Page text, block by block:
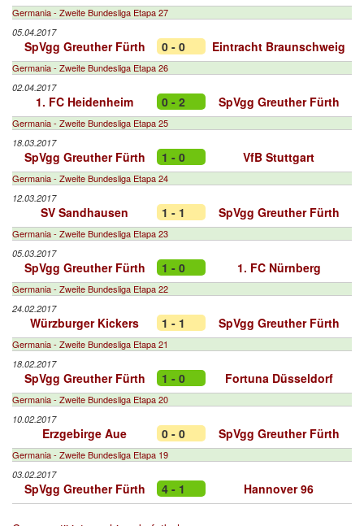
Germania - Zweite Bundesliga Etapa 27
05.04.2017
SpVgg Greuther Fürth 0 - 0 Eintracht Braunschweig
Germania - Zweite Bundesliga Etapa 26
02.04.2017
1. FC Heidenheim 0 - 2 SpVgg Greuther Fürth
Germania - Zweite Bundesliga Etapa 25
18.03.2017
SpVgg Greuther Fürth 1 - 0 VfB Stuttgart
Germania - Zweite Bundesliga Etapa 24
12.03.2017
SV Sandhausen 1 - 1 SpVgg Greuther Fürth
Germania - Zweite Bundesliga Etapa 23
05.03.2017
SpVgg Greuther Fürth 1 - 0 1. FC Nürnberg
Germania - Zweite Bundesliga Etapa 22
24.02.2017
Würzburger Kickers 1 - 1 SpVgg Greuther Fürth
Germania - Zweite Bundesliga Etapa 21
18.02.2017
SpVgg Greuther Fürth 1 - 0 Fortuna Düsseldorf
Germania - Zweite Bundesliga Etapa 20
10.02.2017
Erzgebirge Aue 0 - 0 SpVgg Greuther Fürth
Germania - Zweite Bundesliga Etapa 19
03.02.2017
SpVgg Greuther Fürth 4 - 1 Hannover 96